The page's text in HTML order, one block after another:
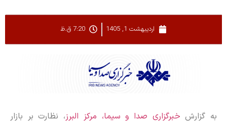
اردیبهشت 1, 1405 7:20 ق.ظ
به گزارش خبرگزاری صدا و سیما، مرکز البرز، نظارت بر بازار